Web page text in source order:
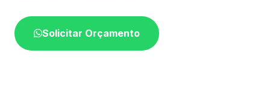
Solicitar Orçamento